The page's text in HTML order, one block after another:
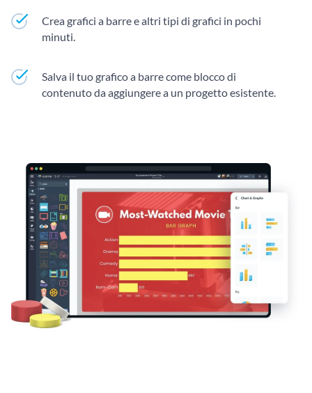
Crea grafici a barre e altri tipi di grafici in pochi
minuti.
Salva il tuo grafico a barre come blocco di
contenuto da aggiungere a un progetto esistente.